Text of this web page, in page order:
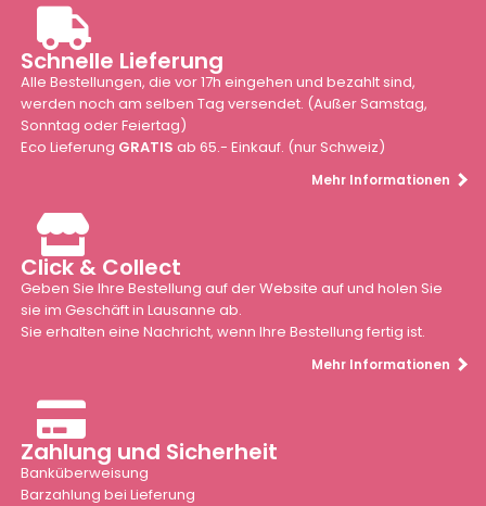
Schnelle Lieferung
Alle Bestellungen, die vor 17h eingehen und bezahlt sind,
werden noch am selben Tag versendet. (Außer Samstag,
Sonntag oder Feiertag)
Eco Lieferung GRATIS ab 65.- Einkauf. (nur Schweiz)
Mehr Informationen
Click & Collect
Geben Sie Ihre Bestellung auf der Website auf und holen Sie
sie im Geschäft in Lausanne ab.
Sie erhalten eine Nachricht, wenn Ihre Bestellung fertig ist.
Mehr Informationen
Zahlung und Sicherheit
Banküberweisung
Barzahlung bei Lieferung